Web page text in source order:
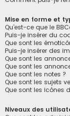
Mise en forme et
Qu’est-ce que le
Puis-je insérer du
Que sont les
Puis-je insérer des
Que sont les
Que sont les
Que sont les notes ?
Que sont les sujets
Que sont les icônes
Niveaux des